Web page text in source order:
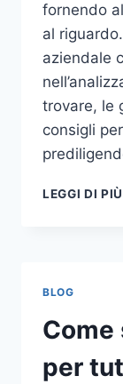
fornendo
al
aziendale
trovare, le
consigli
LEGGI DI PIÙ
BLOG
Come
per